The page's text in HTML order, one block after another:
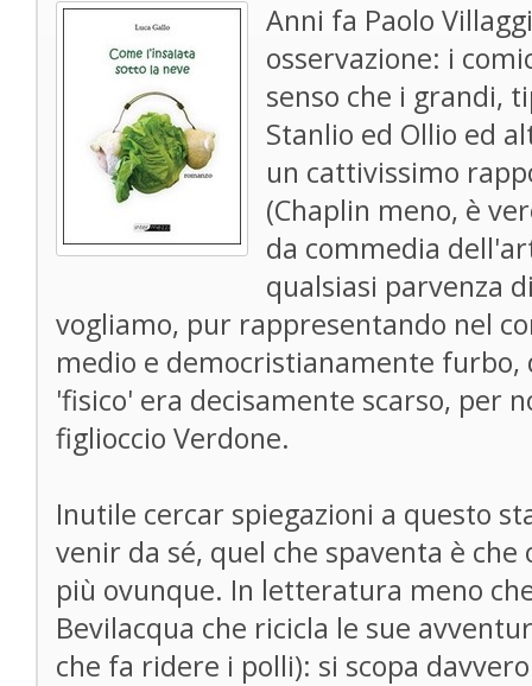
Anni fa Paolo
osservazione: i
senso che i grandi,
Stanlio ed Ollio ed
un cattivissimo
(Chaplin meno, è
da commedia
qualsiasi parvenza
vogliamo, pur rappresentando nel
medio e democristianamente
'fisico' era decisamente scarso, per
figlioccio Verdone.
Inutile cercar spiegazioni a questo
venir da sé, quel che spaventa è che
più ovunque. In letteratura meno
Bevilacqua che ricicla le sue
che fa ridere i polli): si scopa